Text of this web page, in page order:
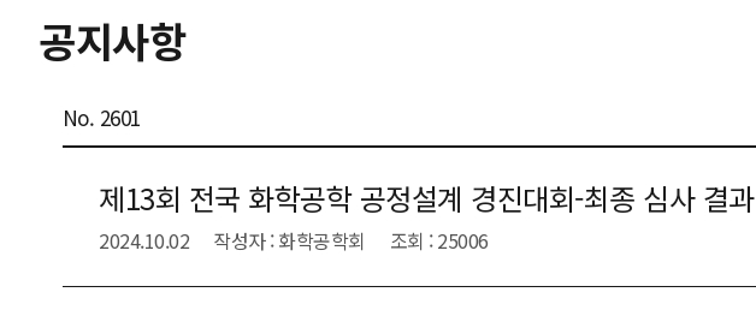
공지사항
No. 2601
제13회 전국 화학공학 공정설계 경진대회-최종 심사 결과
2024.10.02 작성자 : 화학공학회 조회 : 25006